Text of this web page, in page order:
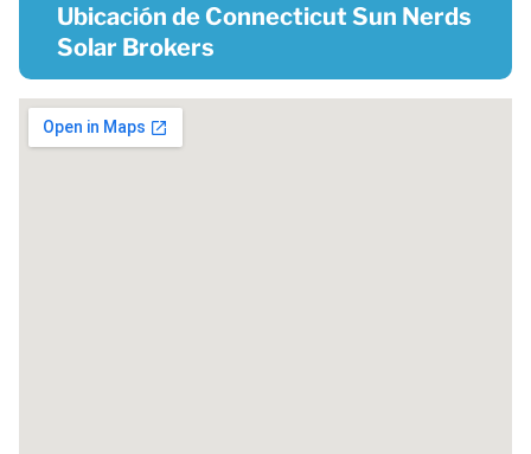
Ubicación de Connecticut Sun Nerds
Solar Brokers